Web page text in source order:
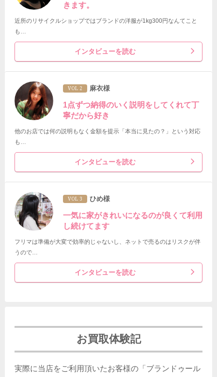
きます。
近所のリサイクルショップではブランドの洋服が1kg300円なんてこと
も…
インタビューを読む
VOL 2 麻衣様
1点ずつ納得のいく説明をしてくれて丁
寧だから好き
他のお店では何の説明もなく金額を提示「本当に見たの？」という対応
も…
インタビューを読む
VOL 3 ひめ様
一気に家がきれいになるのが良くて利用
し続けてます
フリマは準備が大変で効率的じゃないし、ネットで売るのはリスクが伴
うので…
インタビューを読む
お買取体験記
実際に当店をご利用頂いたお客様の「ブランドゥール